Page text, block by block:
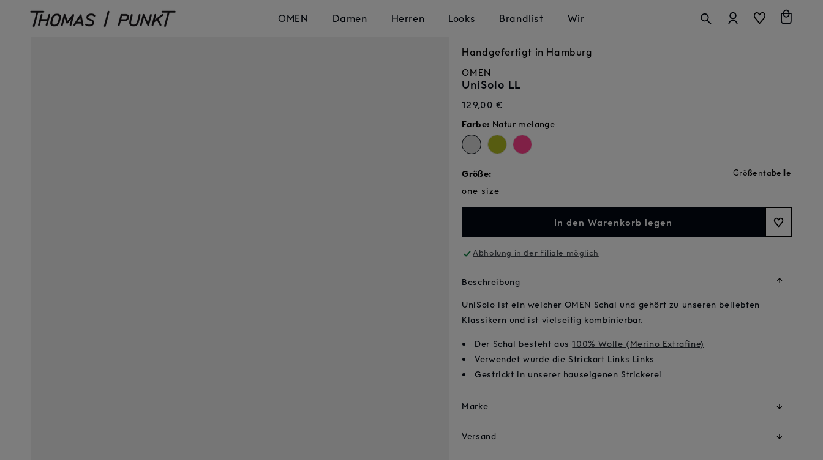
zum
Inhalt
OMEN Damen Herren Looks Brandlist Wir AnmeldenWarenkorb
Handgefertigt in Hamburg
OMEN
UniSolo LL
Normaler
129,00 €
Farbe: Natur melange
Größentabelle
Größe:
one size
In den Warenkorb legen
Abholung in der Filiale möglich
Beschreibung ↓
UniSolo ist ein weicher OMEN Schal und gehört zu unseren beliebten
Klassikern und ist vielseitig kombinierbar.
Der Schal besteht aus100% Wolle (Merino Extrafine)
Verwendet wurde die Strickart Links Links
Gestrickt in unserer hauseigenen Strickerei
Marke ↓
Versand ↓